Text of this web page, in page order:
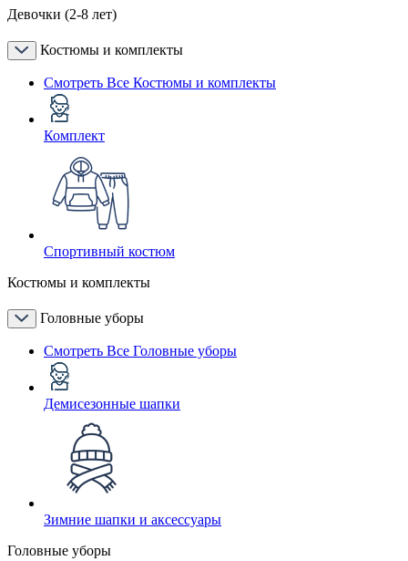
Девочки (2-8 лет)
Костюмы и комплекты
Смотреть Все Костюмы и комплекты
Комплект
Спортивный костюм
Костюмы и комплекты
Головные уборы
Смотреть Все Головные уборы
Демисезонные шапки
Зимние шапки и аксессуары
Головные уборы